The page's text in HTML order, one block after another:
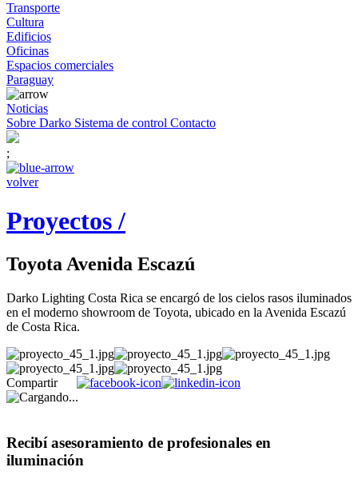
Transporte
Cultura
Edificios
Oficinas
Espacios comerciales
Paraguay
Noticias
Sobre Darko Sistema de control Contacto
;
volver
Proyectos /
Toyota Avenida Escazú
Darko Lighting Costa Rica se encargó de los cielos rasos iluminados
en el moderno showroom de Toyota, ubicado en la Avenida Escazú
de Costa Rica.
Compartir
Recibí asesoramiento de profesionales en
iluminación